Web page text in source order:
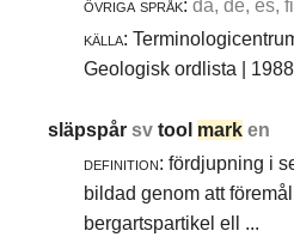
övriga språk: da, de, es,
källa:
Geologisk ordlista | 1988
släpspårsvtool mark en
definition: fördjupning i
bildad genom att
bergartspartikel ell ...